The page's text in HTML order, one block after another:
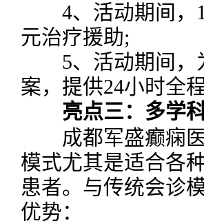
4、活动期间，
元治疗援助;
5、活动期间，
案，提供24小时全
亮点三：多学科
成都军盛癫痫医
模式尤其是适合各
患者。与传统会诊
优势：